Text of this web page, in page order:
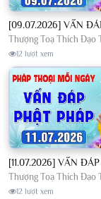
Thượng Toạ Thích Đạo
12 lượt xem
Thượng Toạ Thích Đạo
12 lượt xem